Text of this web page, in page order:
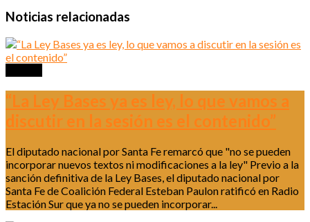
Noticias relacionadas
“La Ley Bases ya es ley, lo que vamos a
discutir en la sesión es el contenido”
El diputado nacional por Santa Fe remarcó que "no se pueden
incorporar nuevos textos ni modificaciones a la ley" Previo a la
sanción definitiva de la Ley Bases, el diputado nacional por
Santa Fe de Coalición Federal Esteban Paulon ratificó en Radio
Estación Sur que ya no se pueden incorporar...